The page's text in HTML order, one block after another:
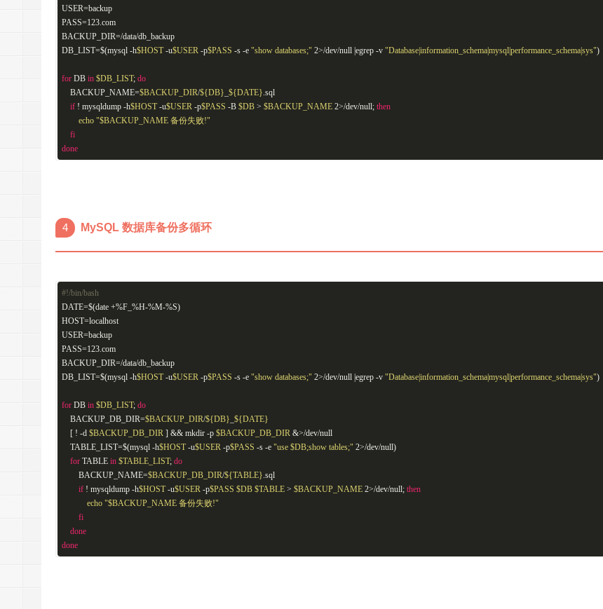
USER=backup
PASS=123.com
BACKUP_DIR=/data/db_backup
DB_LIST=$(mysql -h$HOST-u$USER -p$PASS -s -e "show databases;" 2>/dev/null |egrep -v "Database|information_schema|mysql|performance_schema|sys")
forDB in $DB_LIST; do
BACKUP_NAME=$BACKUP_DIR/${DB} ${DATE} .sql
if! mysqldump -h$HOST-u$USER -p$PASS -B $DB> $BACKUP_NAME2>/dev/null; then
echo "$BACKUP_NAME备份失败!"
fi
done
4 MySQL 数据库备份多循环
#!/bin/bash
DATE=$(date +%F_%H-%M-%S)
HOST=localhost
USER=backup
PASS=123.com
BACKUP_DIR=/data/db_backup
DB_LIST=$(mysql -h$HOST-u$USER -p$PASS -s -e "show databases;" 2>/dev/null |egrep -v "Database|information_schema|mysql|performance_schema|sys")
forDB in $DB_LIST; do
BACKUP_DB_DIR=$BACKUP_DIR/${DB} ${DATE}
[ ! -d $BACKUP_DB_DIR ] && mkdir -p $BACKUP_DB_DIR &>/dev/null
TABLE_LIST=$(mysql -h$HOST-u$USER -p$PASS -s -e "use $DB;show tables;" 2>/dev/null)
forTABLE in $TABLE_LIST; do
BACKUP_NAME=$BACKUP_DB_DIR/${TABLE} .sql
if! mysqldump -h$HOST-u$USER -p$PASS $DB $TABLE> $BACKUP_NAME2>/dev/null; then
echo "$BACKUP_NAME备份失败!"
fi
done
done